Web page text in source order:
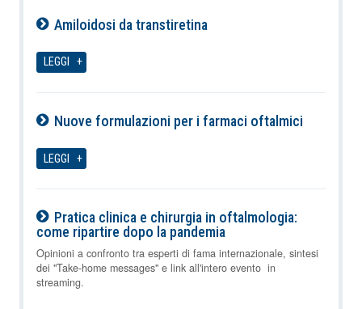
Amiloidosi da transtiretina
LEGGI
Nuove formulazioni per i farmaci oftalmici
LEGGI
Pratica clinica e chirurgia in oftalmologia:
come ripartire dopo la pandemia
08-08-2026
Opinioni a confronto tra esperti di fama internazionale, sintesi
dei "Take-home messages" e link all'intero evento in
streaming.